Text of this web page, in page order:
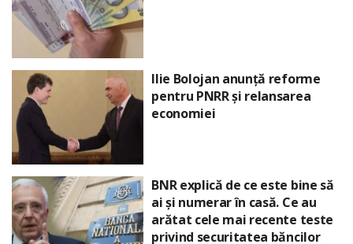
Ilie Bolojan anunță reforme
pentru PNRR și relansarea
economiei
BNR explică de ce este bine să
ai și numerar în casă. Ce au
arătat cele mai recente teste
privind securitatea băncilor